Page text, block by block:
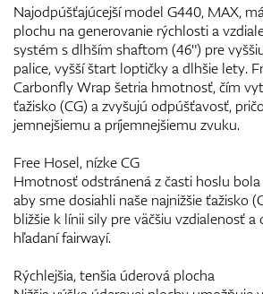
Najodpúšťajúcejší model G440, MAX,
plochu na generovanie rýchlosti a
systém s dlhším shaftom (46") pre
palice, vyšší štart loptičky a dlhšie lety.
Carbonfly Wrap šetria hmotnosť, čím
ťažisko (CG) a zvyšujú odpúšťavosť,
jemnejšiemu a príjemnejšiemu zvuku.
Free Hosel, nízke CG
Hmotnosť odstránená z časti hoslu bola
aby sme dosiahli naše najnižšie ťažisko
bližšie k línii sily pre väčšiu vzdialenosť
hľadaní fairwayí.
Rýchlejšia, tenšia úderová plocha